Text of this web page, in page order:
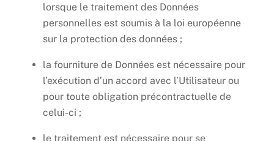
lorsque le traitement des Données
personnelles est soumis à la loi européenne
sur la protection des données ;
la fourniture de Données est nécessaire pour
l’exécution d’un accord avec l’Utilisateur ou
pour toute obligation précontractuelle de
celui-ci ;
le traitement est nécessaire pour se